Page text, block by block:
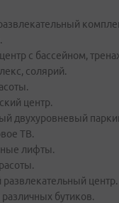
с бассейном,
солярий.
центр.
двухуровневый
ТВ.
лифты.
развлекательный центр.
различных бутиков.